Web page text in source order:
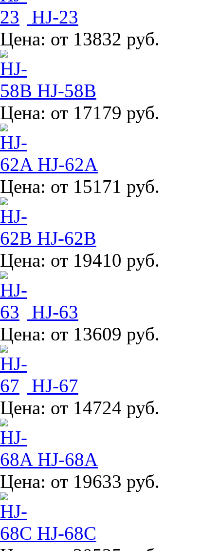
HJ-23
Цена: от 13832 руб.
HJ-58B
Цена: от 17179 руб.
HJ-62A
Цена: от 15171 руб.
HJ-62B
Цена: от 19410 руб.
HJ-63
Цена: от 13609 руб.
HJ-67
Цена: от 14724 руб.
HJ-68A
Цена: от 19633 руб.
HJ-68C